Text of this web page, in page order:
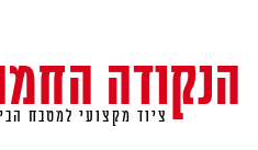
הנקודה
ציוד מקצועי למטבח